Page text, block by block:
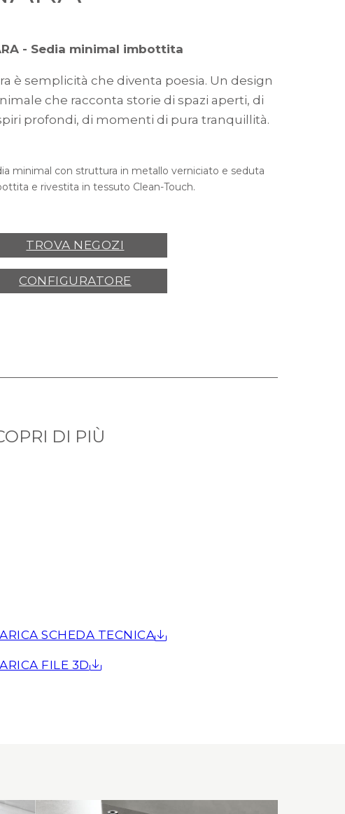
- Sedia minimal imbottita
è semplicità che diventa poesia. Un design
che racconta storie di spazi aperti, di
profondi, di momenti di pura tranquillità.
minimal con struttura in metallo verniciato e seduta
e rivestita in tessuto Clean-Touch.
TROVA NEGOZI
CONFIGURATORE
DI PIÙ
SCHEDA TECNICA
FILE 3D